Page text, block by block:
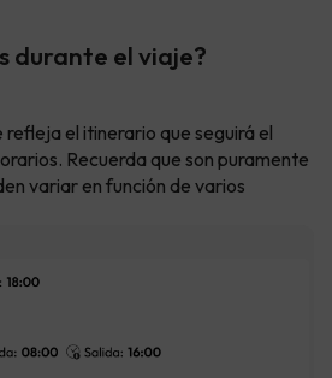
durante el viaje?
refleja el itinerario que seguirá el
Recuerda que son puramente
variar en función de varios